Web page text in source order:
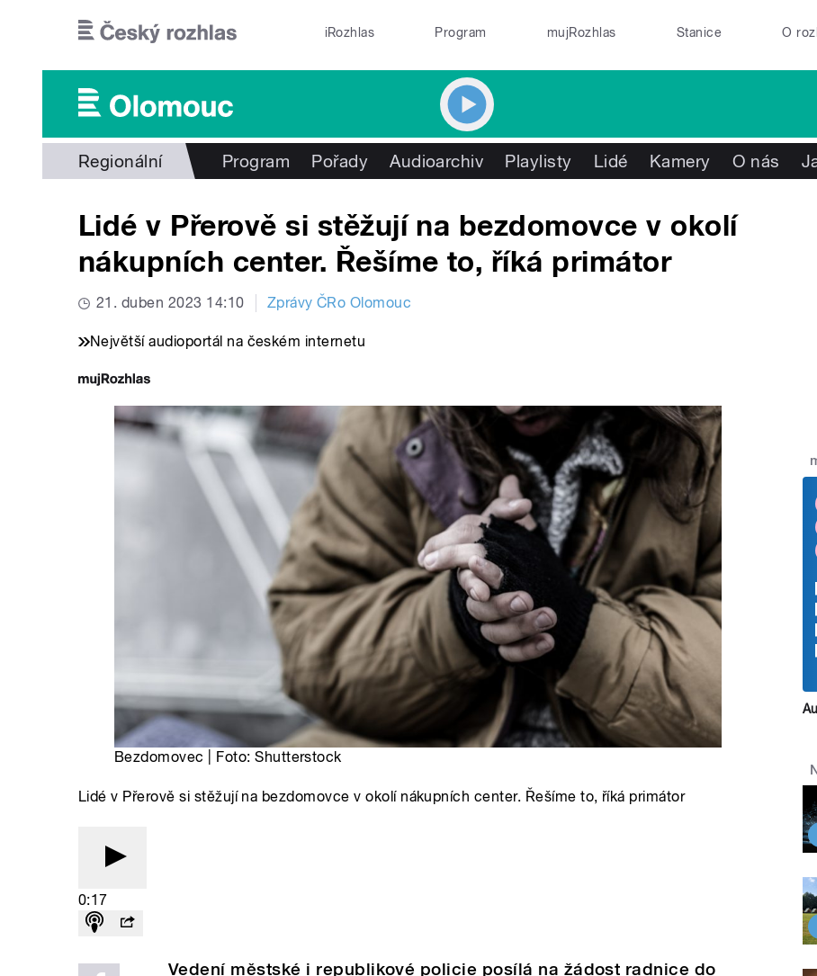
iRozhlas Program mujRozhlas Stanice O
Regionální Program Pořady Audioarchiv Playlisty Lidé Kamery O nás
Lidé v Přerově si stěžují na bezdomovce v okolí
nákupních center. Řešíme to, říká primátor
21. duben 2023 14:10 Zprávy ČRo Olomouc
Největší audioportál na českém internetu
Bezdomovec | Foto: Shutterstock
Lidé v Přerově si stěžují na bezdomovce v okolí nákupních center. Řešíme to, říká primátor
0:17
Vedení městské i republikové policie posílá na žádost radnice do